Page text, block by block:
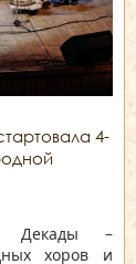
4-
Декады –
хоров и